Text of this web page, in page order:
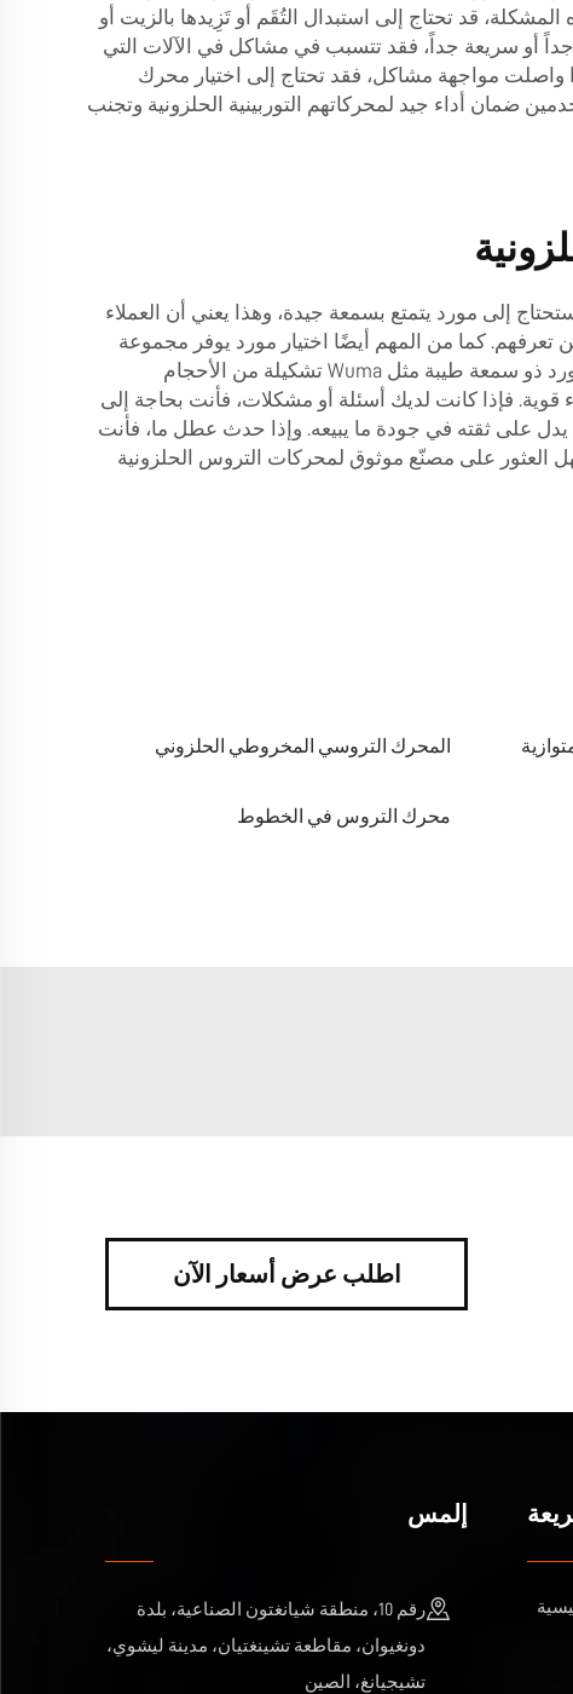
قد تحتاج إلى استبدال التُقَم أو تَزِيدها بالزيت أو
جداً أو سريعة جداً، فقد تتسبب في مشاكل في الآلات التي
مواجهة مشاكل، فقد تحتاج إلى اختيار محرك
ضمان أداء جيد لمحركاتهم التوربينية الحلزونية وتجنب
إلى مورد يتمتع بسمعة جيدة، وهذا يعني أن العملاء
تعرفهم. كما من المهم أيضًا اختيار مورد يوفر مجموعة
متنوعة من محركات التروس الحلزونية. فكل آلة تختلف عن الأخرى، ومن المهم أن تكون لديك خيارات متعددة. ويقدم مورد ذو سمعة طيبة مثل Wuma تشكيلة من الأحجام
قوية. فإذا كانت لديك أسئلة أو مشكلات، فأنت بحاجة إلى
يدل على ثقته في جودة ما يبيعه. وإذا حدث عطل ما، فأنت
العثور على مصنّع موثوق لمحركات التروس الحلزونية
المحرك التروسي المخروطي الحلزوني
محرك التروس في الخطوط
اطلب عرض أسعار الآن
إلمس
رقم 10، منطقة شيانغتون الصناعية، بلدة
دونغيوان، مقاطعة تشينغتيان، مدينة ليشوي،
تشيجيانغ، الصين